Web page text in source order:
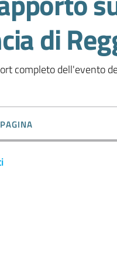
di
completo dell'evento